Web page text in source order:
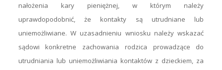
nałożenia kary pieniężnej, w którym należy
uprawdopodobnić, że kontakty są utrudniane lub
uniemożliwiane. W uzasadnieniu wniosku należy wskazać
sądowi konkretne zachowania rodzica prowadzące do
utrudniania lub uniemożliwiania kontaktów z dzieckiem, za